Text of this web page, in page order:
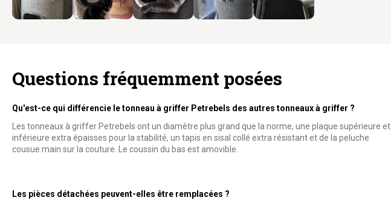
Questions fréquemment posées
Qu'est-ce qui différencie le tonneau à griffer Petrebels des autres tonneaux à griffer ?
Les tonneaux à griffer Petrebels ont un diamètre plus grand que la norme, une plaque supérieure et
inférieure extra épaisses pour la stabilité, un tapis en sisal collé extra résistant et de la peluche
cousue main sur la couture. Le coussin du bas est amovible.
Les pièces détachées peuvent-elles être remplacées ?